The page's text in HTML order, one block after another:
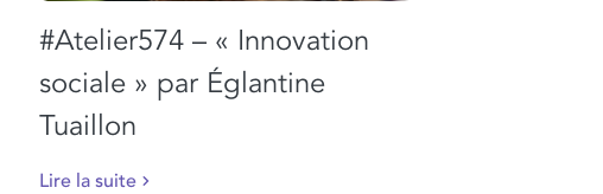
#Atelier574 – « Innovation
sociale » par Églantine
Tuaillon
Lire la suite